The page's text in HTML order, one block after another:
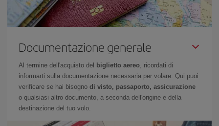
Documentazione generale
Al termine dell'acquisto del biglietto aereo , ricordati di
informarti sulla documentazione necessaria per volare. Qui puoi
verificare se hai bisogno di visto, passaporto, assicurazione
o qualsiasi altro documento, a seconda dell'origine e della
destinazione del tuo volo.